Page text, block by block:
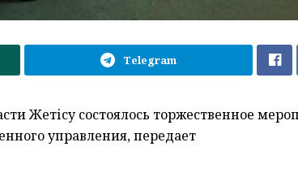
Telegram
Жетісу состоялось торжественное
управления, передает